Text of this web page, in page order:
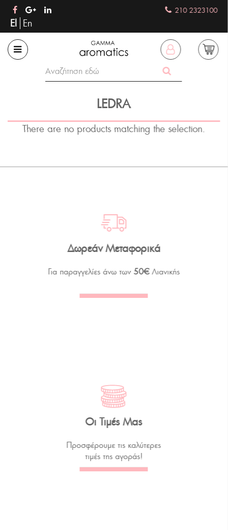
210 2323100
El En
LEDRA
There are no products matching the selection.
Δωρεάν Μεταφορικά
Για παραγγελίες άνω των 50€Λιανικής
Οι Τιμές Μας
Προσφέρουμε τις καλύτερες
τιμές της αγοράς!